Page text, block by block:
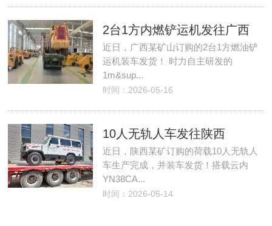
2台1方内燃铲运机发往广西
近日，广西某矿山订购的2台1方燃油铲
运机装车发货！ 时力自主研发的
1m&sup...
时间：2026-05-16
10人无轨人车发往陕西
近日，陕西某矿订购的荷载10人无轨人
车生产完成，并装车发货！搭载云内
YN38CA...
时间：2026-05-14